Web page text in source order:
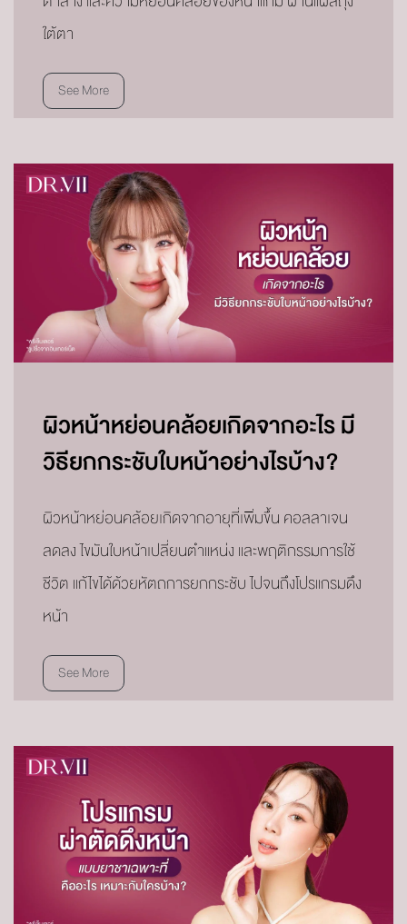
ใต้ตา
See More
ผิวหน้าหย่อนคล้อยเกิดจากอะไร มี
วิธียกกระชับใบหน้าอย่างไรบ้าง?
ผิวหน้าหย่อนคล้อยเกิดจากอายุที่เพิ่มขึ้น คอลลาเจน
ลดลง ไขมันใบหน้าเปลี่ยนตำแหน่ง และพฤติกรรมการใช้
ชีวิต แก้ไขได้ด้วยหัตถการยกกระชับ ไปจนถึงโปรแกรมดึง
หน้า
See More